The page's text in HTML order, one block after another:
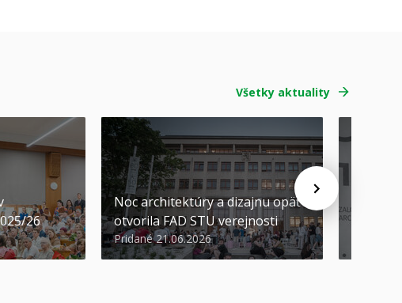
Všetky aktuality
26
Noc architektúry a dizajnu opäť
otvorila FAD STU verejnosti
Pridané 21.06.2026